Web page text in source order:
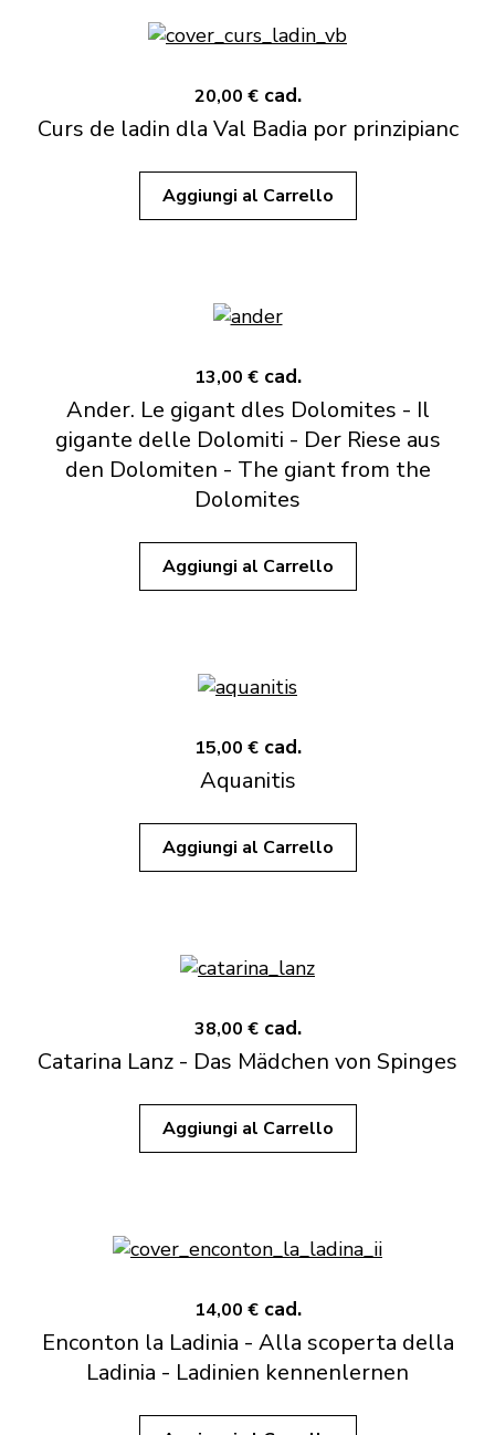
20,00 € cad.
Curs de ladin dla Val Badia por prinzipianc
Aggiungi al Carrello
13,00 € cad.
Ander. Le gigant dles Dolomites - Il
gigante delle Dolomiti - Der Riese aus
den Dolomiten - The giant from the
Dolomites
Aggiungi al Carrello
15,00 € cad.
Aquanitis
Aggiungi al Carrello
38,00 € cad.
Catarina Lanz - Das Mädchen von Spinges
Aggiungi al Carrello
14,00 € cad.
Enconton la Ladinia - Alla scoperta della
Ladinia - Ladinien kennenlernen